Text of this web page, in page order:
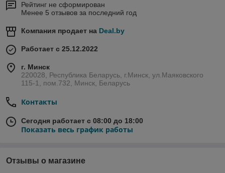
Рейтинг не сформирован
Менее 5 отзывов за последний год
Компания продает на Deal.by
Работает с 25.12.2022
г. Минск
220028, Республика Беларусь, г.Минск, ул.Маяковского
115-1, пом.732, Минск, Беларусь
Контакты
Сегодня работает с 08:00 до 18:00
Показать весь график работы
Отзывы о магазине